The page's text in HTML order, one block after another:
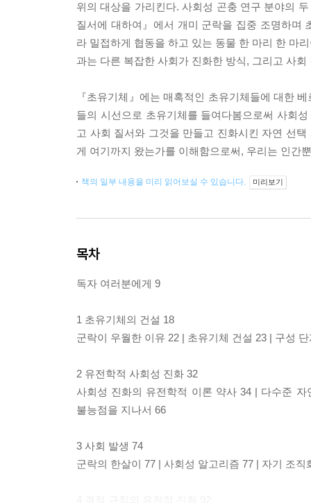
위의 대상을 가리킨다. 사회성 곤충 연구 분야의
질서에 대하여』에서 개미 군락을 집중 조명하며
라 밀접하게 협동을 하고 있는 동물 한 마리 한 마
과는 다른 복잡한 사회가 진화한 방식, 그리고 사
『초유기체』에는 매혹적인 초유기체들에 대한
들의 시선으로 초유기체를 들여다봄으로써 사회
고 사회 질서와 그것을 만들고 진화시킨 자연 선
게 여기까지 왔는가를 이해함으로써, 우리는 인간
책의 일부 내용을 미리 읽어보실 수 있습니다. 미리보기
목차
독자 여러분에게 9
1 초유기체의 건설 18
군락이 우월한 이유 22 | 초유기체 건설 23 | 구성
2 유전학적 사회성 진화 32
사회성 진화의 유전학적 이론 약사 34 | 다수준
불능점을 지나서 66
3 사회 발생 74
군락의 한살이 77 | 사회성 알고리즘 77 | 자기 조